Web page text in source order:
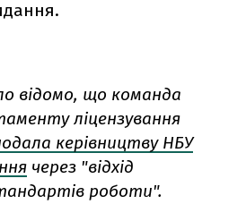
відомо, що команда
ліцензування
керівництву НБУ
через "відхід
роботи".